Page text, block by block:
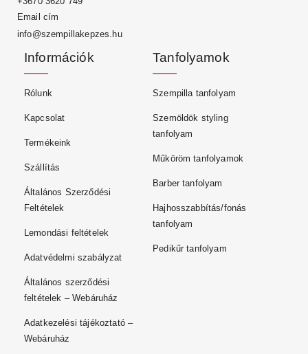
Email cím
info@szempillakepzes.hu
Információk
Rólunk
Kapcsolat
Termékeink
Szállítás
Általános Szerződési
Feltételek
Lemondási feltételek
Adatvédelmi szabályzat
Általános szerződési
feltételek – Webáruház
Adatkezelési tájékoztató –
Webáruház
Tanfolyamok
Szempilla tanfolyam
Szemöldök styling
tanfolyam
Műköröm tanfolyamok
Barber tanfolyam
Hajhosszabbítás/fonás
tanfolyam
Pedikűr tanfolyam